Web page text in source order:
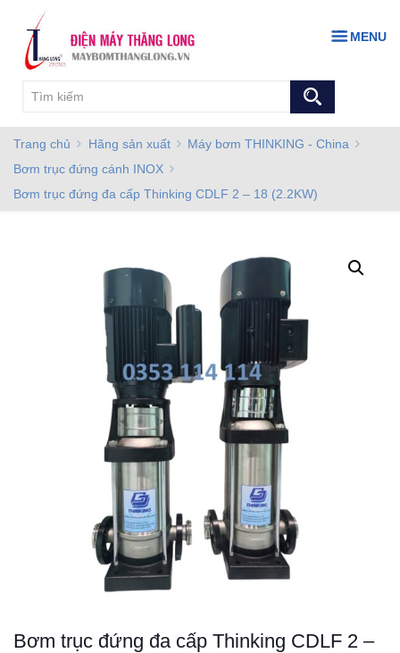
MENU
Trang chủ Hãng sản xuất
Máy bơm THINKING - China
Bơm trục đứng cánh INOX
Bơm trục đứng đa cấp Thinking CDLF 2 – 18 (2.2KW)
Bơm trục đứng đa cấp Thinking CDLF 2 –